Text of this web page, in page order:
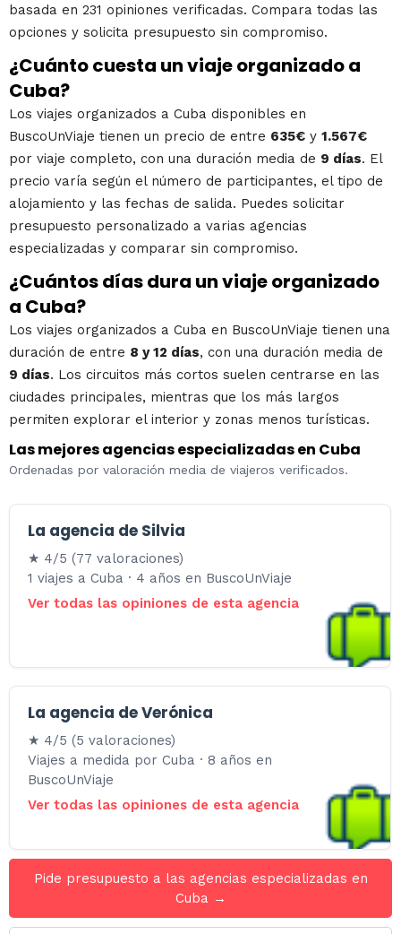
basada en 231 opiniones verificadas. Compara todas las
opciones y solicita presupuesto sin compromiso.
¿Cuánto cuesta un viaje organizado a
Cuba?
Los viajes organizados a Cuba disponibles en
BuscoUnViaje tienen un precio de entre 635€ y 1.567€
por viaje completo, con una duración media de 9 días. El
precio varía según el número de participantes, el tipo de
alojamiento y las fechas de salida. Puedes solicitar
presupuesto personalizado a varias agencias
especializadas y comparar sin compromiso.
¿Cuántos días dura un viaje organizado
a Cuba?
Los viajes organizados a Cuba en BuscoUnViaje tienen una
duración de entre 8 y 12 días, con una duración media de
9 días. Los circuitos más cortos suelen centrarse en las
ciudades principales, mientras que los más largos
permiten explorar el interior y zonas menos turísticas.
Las mejores agencias especializadas en Cuba
Ordenadas por valoración media de viajeros verificados.
La agencia de Silvia
★ 4/5 (77 valoraciones)
1 viajes a Cuba · 4 años en BuscoUnViaje
Ver todas las opiniones de esta agencia
La agencia de Verónica
★ 4/5 (5 valoraciones)
Viajes a medida por Cuba · 8 años en
BuscoUnViaje
Ver todas las opiniones de esta agencia
Pide presupuesto a las agencias especializadas en
Cuba →